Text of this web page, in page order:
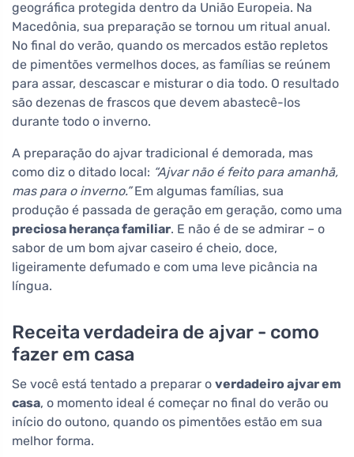
geográfica protegida dentro da União Europeia. Na
Macedônia, sua preparação se tornou um ritual anual.
No final do verão, quando os mercados estão repletos
de pimentões vermelhos doces, as famílias se reúnem
para assar, descascar e misturar o dia todo. O resultado
são dezenas de frascos que devem abastecê-los
durante todo o inverno.
A preparação do ajvar tradicional é demorada, mas
como diz o ditado local: “Ajvar não é feito para amanhã,
mas para o inverno.”Em algumas famílias, sua
produção é passada de geração em geração, como uma
preciosa herança familiar. E não é de se admirar – o
sabor de um bom ajvar caseiro é cheio, doce,
ligeiramente defumado e com uma leve picância na
língua.
Receita verdadeira de ajvar - como
fazer em casa
Se você está tentado a preparar o verdadeiro ajvar em
casa, o momento ideal é começar no final do verão ou
início do outono, quando os pimentões estão em sua
melhor forma.